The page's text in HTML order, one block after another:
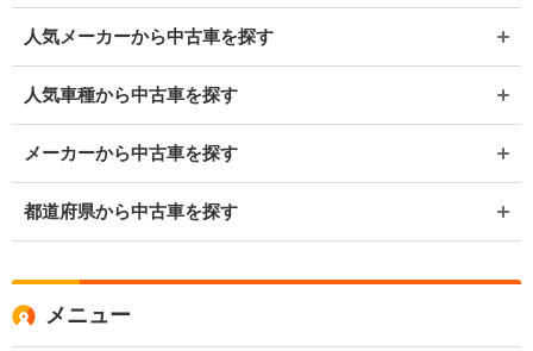
人気メーカーから中古車を探す
人気車種から中古車を探す
メーカーから中古車を探す
都道府県から中古車を探す
メニュー